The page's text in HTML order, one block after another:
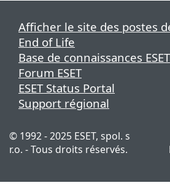
Afficher le site des postes
End of Life
Base de connaissances ESET
Forum ESET
ESET Status Portal
Support régional
© 1992 - 2025 ESET, spol. s
r.o. - Tous droits réservés.